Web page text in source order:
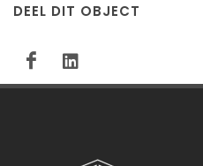
DEEL DIT OBJECT